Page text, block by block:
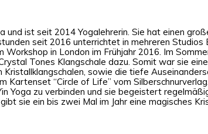
und ist seit 2014 Yogalehrerin. Sie hat einen
seit 2016 unterrichtet in mehreren
Workshop in London im Frühjahr 2016. Im
Tones Klangschale dazu. Somit war sie
sowie die tiefe
Kartenset “Circle of Life” vom
Yoga zu verbinden und sie begeistert
sie ein bis zwei Mal im Jahr eine magisches